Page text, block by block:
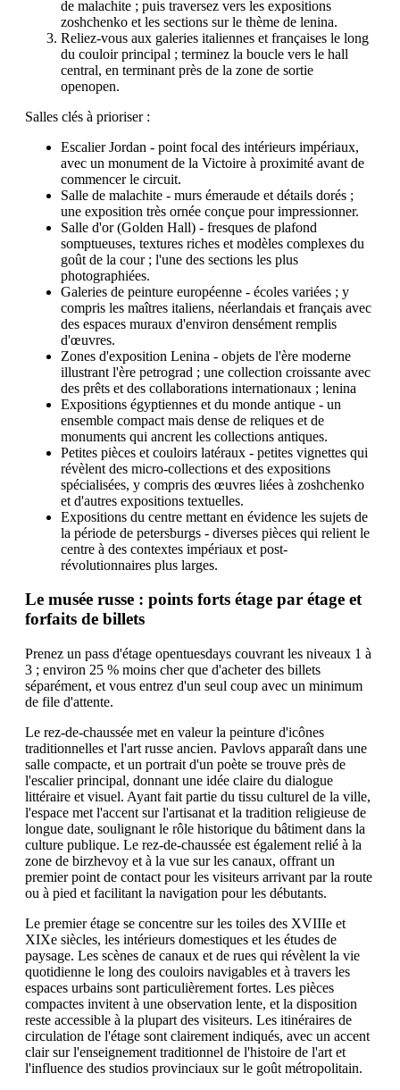
de malachite ; puis traversez vers les expositions
zoshchenko et les sections sur le thème de lenina.
Reliez-vous aux galeries italiennes et françaises le long
du couloir principal ; terminez la boucle vers le hall
central, en terminant près de la zone de sortie
openopen.
Salles clés à prioriser :
Escalier Jordan - point focal des intérieurs impériaux,
avec un monument de la Victoire à proximité avant de
commencer le circuit.
Salle de malachite - murs émeraude et détails dorés ;
une exposition très ornée conçue pour impressionner.
Salle d'or (Golden Hall) - fresques de plafond
somptueuses, textures riches et modèles complexes du
goût de la cour ; l'une des sections les plus
photographiées.
Galeries de peinture européenne - écoles variées ; y
compris les maîtres italiens, néerlandais et français avec
des espaces muraux d'environ densément remplis
d'œuvres.
Zones d'exposition Lenina - objets de l'ère moderne
illustrant l'ère petrograd ; une collection croissante avec
des prêts et des collaborations internationaux ; lenina
Expositions égyptiennes et du monde antique - un
ensemble compact mais dense de reliques et de
monuments qui ancrent les collections antiques.
Petites pièces et couloirs latéraux - petites vignettes qui
révèlent des micro-collections et des expositions
spécialisées, y compris des œuvres liées à zoshchenko
et d'autres expositions textuelles.
Expositions du centre mettant en évidence les sujets de
la période de petersburgs - diverses pièces qui relient le
centre à des contextes impériaux et post-
révolutionnaires plus larges.
Le musée russe : points forts étage par étage et
forfaits de billets
Prenez un pass d'étage opentuesdays couvrant les niveaux 1 à
3 ; environ 25 % moins cher que d'acheter des billets
séparément, et vous entrez d'un seul coup avec un minimum
de file d'attente.
Le rez-de-chaussée met en valeur la peinture d'icônes
traditionnelles et l'art russe ancien. Pavlovs apparaît dans une
salle compacte, et un portrait d'un poète se trouve près de
l'escalier principal, donnant une idée claire du dialogue
littéraire et visuel. Ayant fait partie du tissu culturel de la ville,
l'espace met l'accent sur l'artisanat et la tradition religieuse de
longue date, soulignant le rôle historique du bâtiment dans la
culture publique. Le rez-de-chaussée est également relié à la
zone de birzhevoy et à la vue sur les canaux, offrant un
premier point de contact pour les visiteurs arrivant par la route
ou à pied et facilitant la navigation pour les débutants.
Le premier étage se concentre sur les toiles des XVIIIe et
XIXe siècles, les intérieurs domestiques et les études de
paysage. Les scènes de canaux et de rues qui révèlent la vie
quotidienne le long des couloirs navigables et à travers les
espaces urbains sont particulièrement fortes. Les pièces
compactes invitent à une observation lente, et la disposition
reste accessible à la plupart des visiteurs. Les itinéraires de
circulation de l'étage sont clairement indiqués, avec un accent
clair sur l'enseignement traditionnel de l'histoire de l'art et
l'influence des studios provinciaux sur le goût métropolitain.